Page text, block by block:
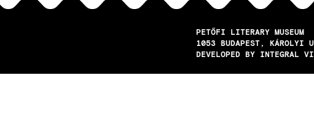
PETŐFI LITERARY MUSEUM
1053
BUDAPEST
KÁROLYI
DEVELOPED BY INTEGRAL